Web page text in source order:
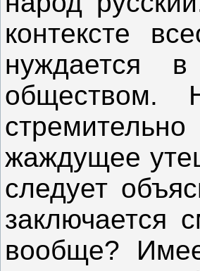
контексте
нуждается
обществом.
жаждущее
следует
заключается
вообще?